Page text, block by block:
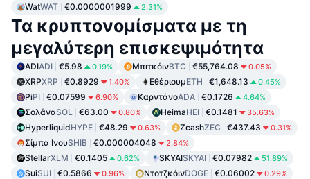
WatWAT €0.0000001999 2.31%
Τα κρυπτονομίσματα με τη
μεγαλύτερη επισκεψιμότητα
ADIADI €5.98 0.19% ΜπιτκόινBTC €55,764.08 0.05%
XRPXRP €0.8929 1.40% ΕθέριουμETH €1,648.13 0.45%
PiPI €0.07599 6.90% ΚαρντάνοADA €0.1726 4.64%
ΣολάναSOL €63.00 0.80% HeimaHEI €0.1481 35.63%
HyperliquidHYPE €48.29 0.63% ZcashZEC €437.43 0.31%
Σίμπα ΙνουSHIB €0.000004048 2.84%
StellarXLM €0.1405 0.62% SKYAISKYAI €0.07982 51.89%
SuiSUI €0.5866 0.96% ΝτοτζκόινDOGE €0.06002 0.29%